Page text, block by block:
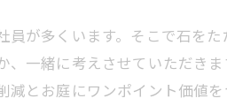
が多くいます。そこで石をた
一緒に考えさせていただきま
減とお庭にワンポイント価値を